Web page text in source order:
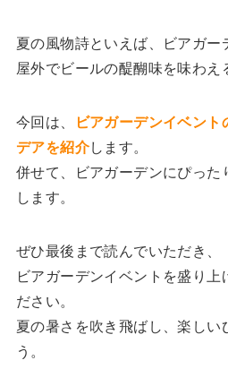
夏の風物詩といえば、ビアガー
屋外でビールの醍醐味を味わえ
今回は、
ビアガーデンイベン
デアを紹介します。
併せて、ビアガーデンにぴっ
します。
ぜひ最後まで読んでいただき、
ビアガーデンイベントを盛り上
ださい。
夏の暑さを吹き飛ばし、楽しい
う。